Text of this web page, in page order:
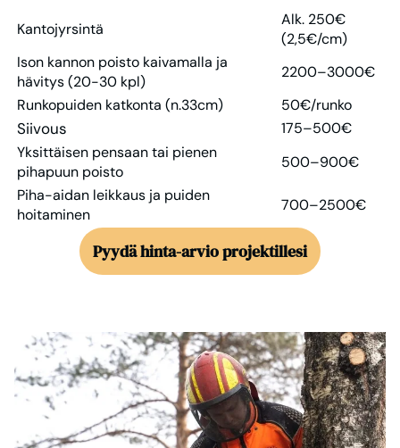
Kantojyrsintä
Alk. 250€
(2,5€/cm)
Ison kannon poisto kaivamalla ja
hävitys (20-30 kpl)
2200–3000€
Runkopuiden katkonta (n.33cm)
50€/runko
Siivous
175–500€
Yksittäisen pensaan tai pienen
pihapuun poisto
500–900€
Piha-aidan leikkaus ja puiden
hoitaminen
700–2500€
Pyydä hinta-arvio projektillesi